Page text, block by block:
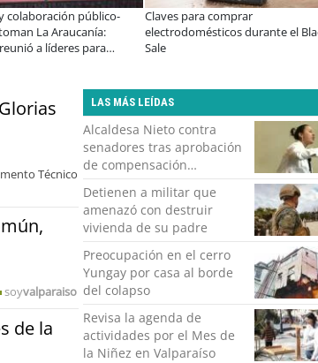
durante el Black
A dos años de la Ley Karin:
especialistas afirman que el desafío es
consolidar un cambio cultural en las
Técnico
soyvalparaiso
de la
LAS MÁS LEÍDAS
Alcaldesa Nieto contra
senadores tras aprobación
de compensación
municipal: "Gobierno
indolente"
Detienen a militar que
amenazó con destruir
vivienda de su padre
Preocupación en el cerro
Yungay por casa al borde
del colapso
Revisa la agenda de
actividades por el Mes de
la Niñez en Valparaíso